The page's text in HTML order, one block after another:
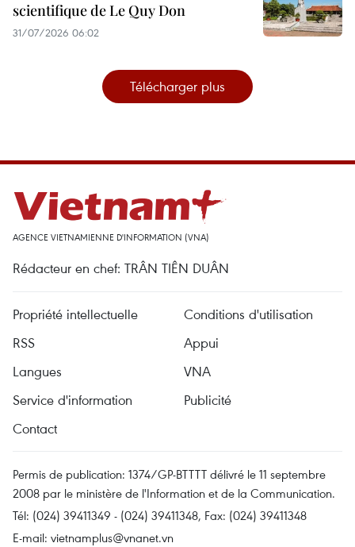
scientifique de Le Quy Don
31/07/2026 06:02
Télécharger plus
AGENCE VIETNAMIENNE D'INFORMATION (VNA)
Rédacteur en chef: TRÂN TIÊN DUÂN
Propriété intellectuelle
Conditions d'utilisation
RSS
Appui
Langues
VNA
Service d'information
Publicité
Contact
Permis de publication: 1374/GP-BTTTT délivré le 11 septembre
2008 par le ministère de l'Information et de la Communication.
Tél: (024) 39411349 - (024) 39411348, Fax: (024) 39411348
E-mail: vietnamplus@vnanet.vn